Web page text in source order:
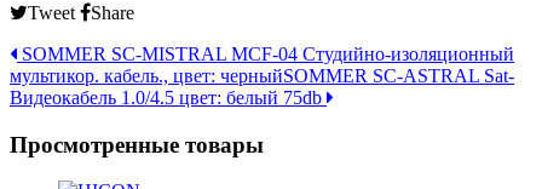
Tweet
Share
SOMMER SC-MISTRAL MCF-04 Студийно-изоляционный
мультикор. кабель., цвет: черныйSOMMER SC-ASTRAL Sat-
Видеокабель 1.0/4.5 цвет: белый 75db
Просмотренные товары